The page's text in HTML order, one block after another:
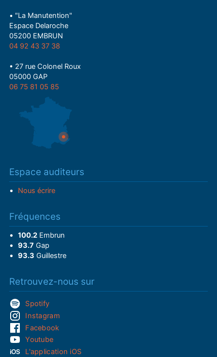
• "La Manutention"
Espace Delaroche
05200 EMBRUN
04 92 43 37 38
• 27 rue Colonel Roux
05000 GAP
06 75 81 05 85
Espace auditeurs
Nous écrire
Fréquences
100.2Embrun
93.7 Gap
93.3 Guillestre
Retrouvez-nous sur
Spotify
Instagram
Facebook
Youtube
L'application iOS